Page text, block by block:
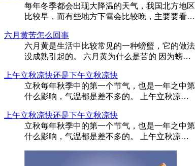
每年冬季都会出现大降温的天气，我国北方地
比较早，而有些地方下雪会比较晚，主要要看…
六月黄苦怎么回事
六月黄是生活中比较常见的一种螃蟹，它的做
没成熟引起的。 六月黄为什么是苦的 因为螃…
上午立秋凉快还是下午立秋凉快
立秋每年秋季中的第一个节气，也是一年之中
什么影响，气温都是差不多的。 上午立秋凉…
上午立秋凉快还是下午立秋凉快
立秋每年秋季中的第一个节气，也是一年之中
什么影响，气温都是差不多的。 上午立秋凉…